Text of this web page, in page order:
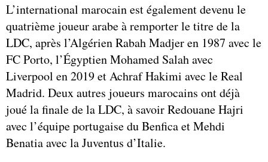
L’international marocain est également devenu le
quatrième joueur arabe à remporter le titre de la
LDC, après l’Algérien Rabah Madjer en 1987 avec le
FC Porto, l’Égyptien Mohamed Salah avec
Liverpool en 2019 et Achraf Hakimi avec le Real
Madrid. Deux autres joueurs marocains ont déjà
joué la finale de la LDC, à savoir Redouane Hajri
avec l’équipe portugaise du Benfica et Mehdi
Benatia avec la Juventus d’Italie.